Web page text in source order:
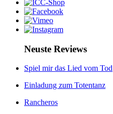
Neuste Reviews
Spiel mir das Lied vom Tod
Einladung zum Totentanz
Rancheros